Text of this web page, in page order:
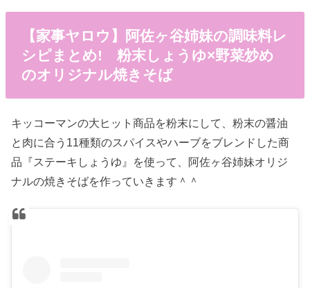
【家事ヤロウ】阿佐ヶ谷姉妹の調味料レ
シピまとめ! 粉末しょうゆ×野菜炒め
のオリジナル焼きそば
キッコーマンの大ヒット商品を粉末にして、粉末の醤油
と肉に合う11種類のスパイスやハーブをブレンドした商
品『ステーキしょうゆ』を使って、阿佐ヶ谷姉妹オリジ
ナルの焼きそばを作っていきます＾＾